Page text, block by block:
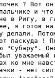
? Вот
и
в Ригу, в
я готов
делали.
паскуда !
"Субару".
уважаемый
ко мне
- нет